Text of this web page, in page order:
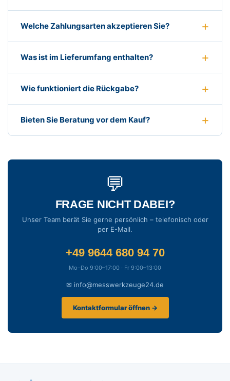
Welche Zahlungsarten akzeptieren Sie?
Was ist im Lieferumfang enthalten?
Wie funktioniert die Rückgabe?
Bieten Sie Beratung vor dem Kauf?
💬
FRAGE NICHT DABEI?
Unser Team berät Sie gerne persönlich – telefonisch oder
per E-Mail.
+49 9644 680 94 70
Mo–Do 9:00–17:00 · Fr 9:00–13:00
✉ info@messwerkzeuge24.de
Kontaktformular öffnen →